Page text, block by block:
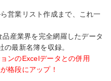
営業リスト作成まで、これ一
産業界を完全網羅したデータ
の最新名簿を収録。
ンのExcelデータとの併用
格段にアップ！